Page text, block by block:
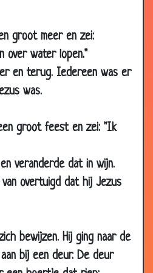
groot meer en zei:
over water lopen."
en terug. Iedereen was er
was.
groot feest en zei: "Ik
veranderde dat in wijn.
overtuigd dat hij Jezus
bewijzen. Hij ging naar de
bij een deur. De deur
3.21
3.71
3.12
3.36
2.90